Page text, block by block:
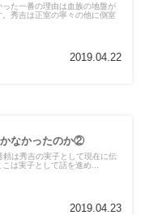
た一番の理由は血族の地盤が
秀吉は正室の寧々の他に側室
2019.04.22
なかったのか②
は秀吉の実子として現在に伝
は実子として話を進め...
2019.04.23